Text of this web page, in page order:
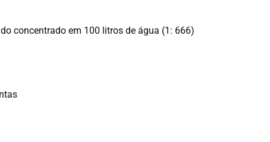
concentrado em 100 litros de água (1: 666)